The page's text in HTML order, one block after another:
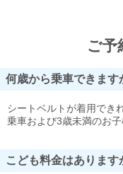
ご予
何歳から乗車できます
シートベルトが着用でき
乗車および3歳未満のお
こども料金はあります